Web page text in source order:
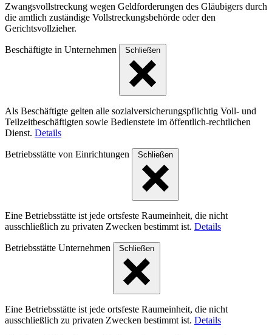
Zwangsvollstreckung wegen Geldforderungen des Gläubigers durch
die amtlich zuständige Vollstreckungsbehörde oder den
Gerichtsvollzieher.
Beschäftigte in Unternehmen Schließen
Als Beschäftigte gelten alle sozialversicherungspflichtig Voll- und
Teilzeitbeschäftigten sowie Bedienstete im öffentlich-rechtlichen
Dienst. Details
Betriebsstätte von Einrichtungen Schließen
Eine Betriebsstätte ist jede ortsfeste Raumeinheit, die nicht
ausschließlich zu privaten Zwecken bestimmt ist. Details
Betriebsstätte Unternehmen Schließen
Eine Betriebsstätte ist jede ortsfeste Raumeinheit, die nicht
ausschließlich zu privaten Zwecken bestimmt ist. Details